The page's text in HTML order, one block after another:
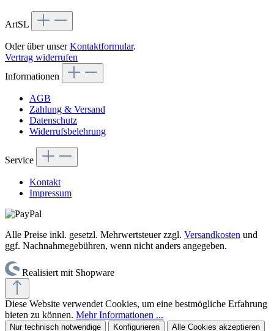
ArtSL
Oder über unserKontaktformular.
Vertrag widerrufen
Informationen
AGB
Zahlung & Versand
Datenschutz
Widerrufsbelehrung
Service
Kontakt
Impressum
Alle Preise inkl. gesetzl. Mehrwertsteuer zzgl. Versandkosten und
ggf. Nachnahmegebühren, wenn nicht anders angegeben.
Realisiert mit Shopware
Diese Website verwendet Cookies, um eine bestmögliche Erfahrung
bieten zu können. Mehr Informationen ...
Nur technisch notwendige Konfigurieren Alle Cookies akzeptieren